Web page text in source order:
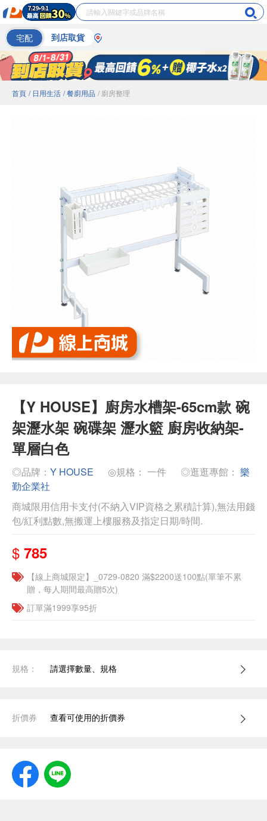
宅配 到店取貨
首頁 / 日用生活 / 餐廚用品 / 廚房整理
【Y HOUSE】廚房水槽架-65cm款 碗
架瀝水架 碗碟架 瀝水籃 廚房收納架-
單層白色
◎品牌： Y HOUSE ◎規格： 一件 ◎逛逛專館： 樂
勤企業社
商城限用信用卡支付(不納入VIP資格之累積計算),無法用錢
包/紅利點數,無搬運上樓服務及指定日期/時間.
$ 785
【線上商城限定】_0729-0820 滿$2200送100點(單筆不累
贈，每人期間最高贈5次)
訂單滿1999享95折
規格： 請選擇數量、規格
折價券 查看可使用的折價券